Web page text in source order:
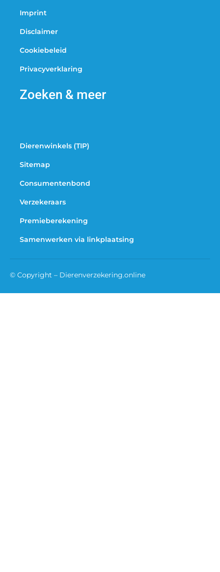
Imprint
Disclaimer
Cookiebeleid
Privacyverklaring
Zoeken & meer
Dierenwinkels (TIP)
Sitemap
Consumentenbond
Verzekeraars
Premieberekening
Samenwerken via linkplaatsing
© Copyright – Dierenverzekering.online